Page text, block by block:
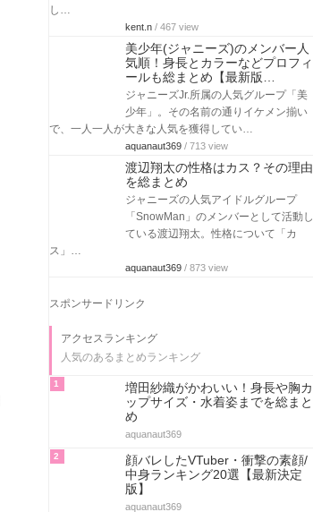
し…
kent.n / 467 view
美少年(ジャニーズ)のメンバー人
気順！身長とカラーなどプロフィ
ールも総まとめ【最新版…
ジャニーズJr.所属の人気グループ「美
少年」。その名前の通りイケメン揃い
で、一人一人が大きな人気を獲得してい…
aquanaut369 / 713 view
渡辺翔太の性格はカス？その理由
を総まとめ
ジャニーズの人気アイドルグループ
「SnowMan」のメンバーとして活動し
ている渡辺翔太。性格について「カ
ス」…
aquanaut369 / 873 view
スポンサードリンク
アクセスランキング
人気のあるまとめランキング
1
増田紗織がかわいい！身長や胸カ
ップサイズ・水着姿までを総まと
め
aquanaut369
2
顔バレしたVTuber・衝撃の素顔/
中身ランキング20選【最新決定
版】
aquanaut369